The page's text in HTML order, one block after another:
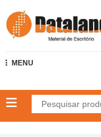
content
MENU